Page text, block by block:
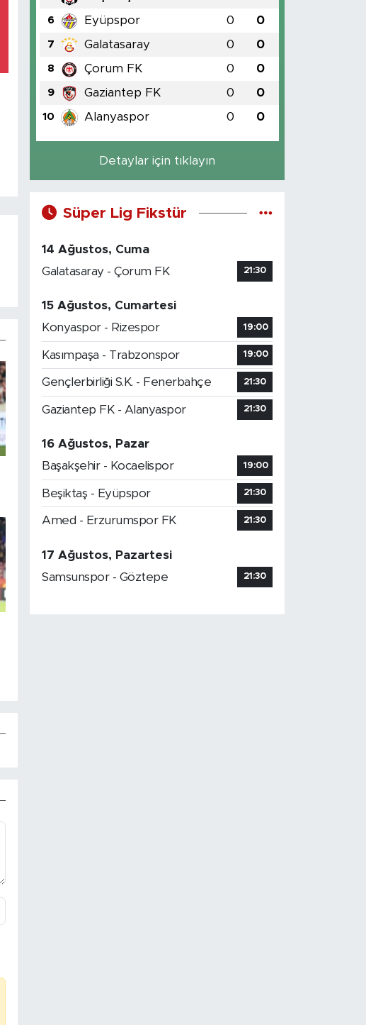
6 Eyüpspor 0 0
7 Galatasaray 0 0
8 Çorum FK 0 0
9 Gaziantep FK 0 0
10 Alanyaspor 0 0
Detaylar için tıklayın
Süper Lig Fikstür
14 Ağustos, Cuma
Galatasaray - Çorum FK
21:30
15 Ağustos, Cumartesi
Konyaspor - Rizespor
19:00
Kasımpaşa - Trabzonspor 19:00
Gençlerbirliği S.K. - Fenerbahçe 21:30
Gaziantep FK - Alanyaspor 21:30
16 Ağustos, Pazar
Başakşehir - Kocaelispor
19:00
Beşiktaş - Eyüpspor 21:30
Amed - Erzurumspor FK 21:30
17 Ağustos, Pazartesi
Samsunspor - Göztepe
21:30